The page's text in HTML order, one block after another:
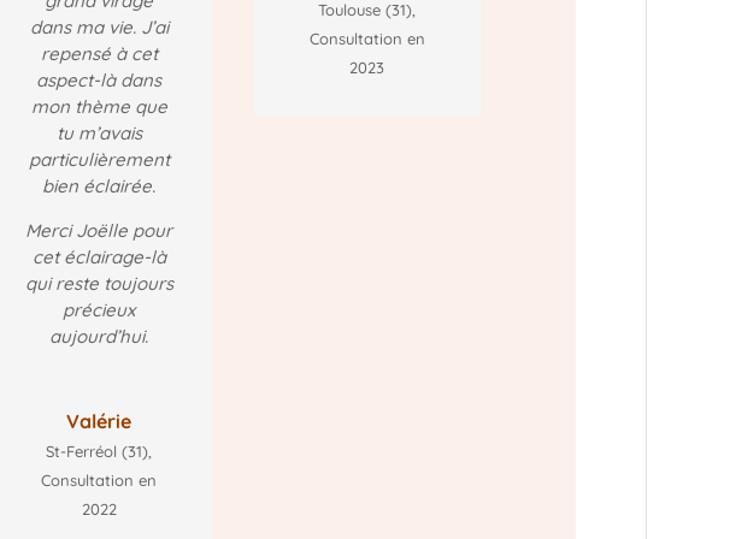
dans ma vie. J’ai
repensé à cet
aspect-là dans
mon thème que
tu m’avais
particulièrement
bien éclairée.
Merci Joëlle pour
cet éclairage-là
qui reste toujours
précieux
aujourd’hui.
Valérie
St-Ferréol (31)
Consultation en
2022
Toulouse (31)
Consultation en
2023